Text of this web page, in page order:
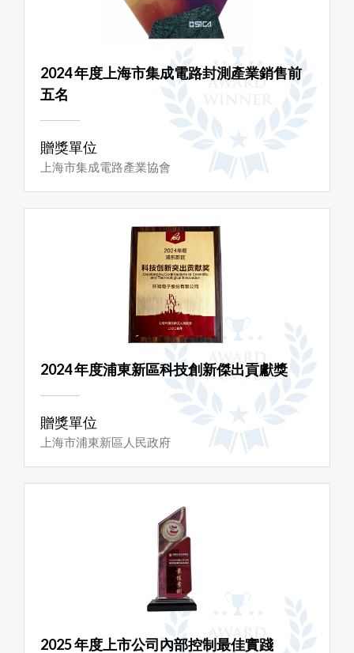
2024 年度上海市集成電路封測產業銷售前
五名
贈獎單位
上海市集成電路產業協會
2024 年度浦東新區科技創新傑出貢獻獎
贈獎單位
上海市浦東新區人民政府
2025 年度上市公司內部控制最佳實踐